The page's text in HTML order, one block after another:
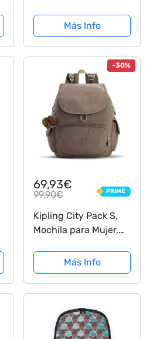
con doble correa para
mujer, Multi, Talla
única, Mini mochila
Más Info
-30%
69,93€
99,90€ PRIME
PRIME
Kipling City Pack S,
Mochila para Mujer,
27 x 33.5 x 19 cm
Más Info